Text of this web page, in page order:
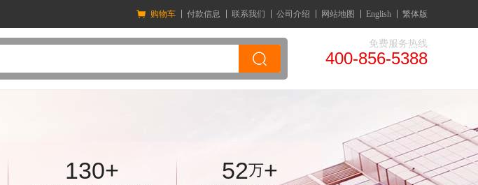
购物车 付款信息 联系我们 公司介绍 网站地图 English 繁体版
免费服务热线
400-856-5388
130+ 52万+